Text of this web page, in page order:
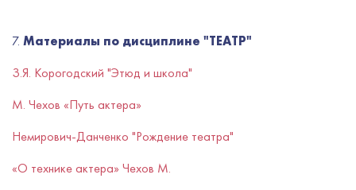
7. Материалы по дисциплине "ТЕАТР"
З.Я. Корогодский "Этюд и школа"
М. Чехов «Путь актера»
Немирович-Данченко "Рождение театра"
«О технике актера» Чехов М.